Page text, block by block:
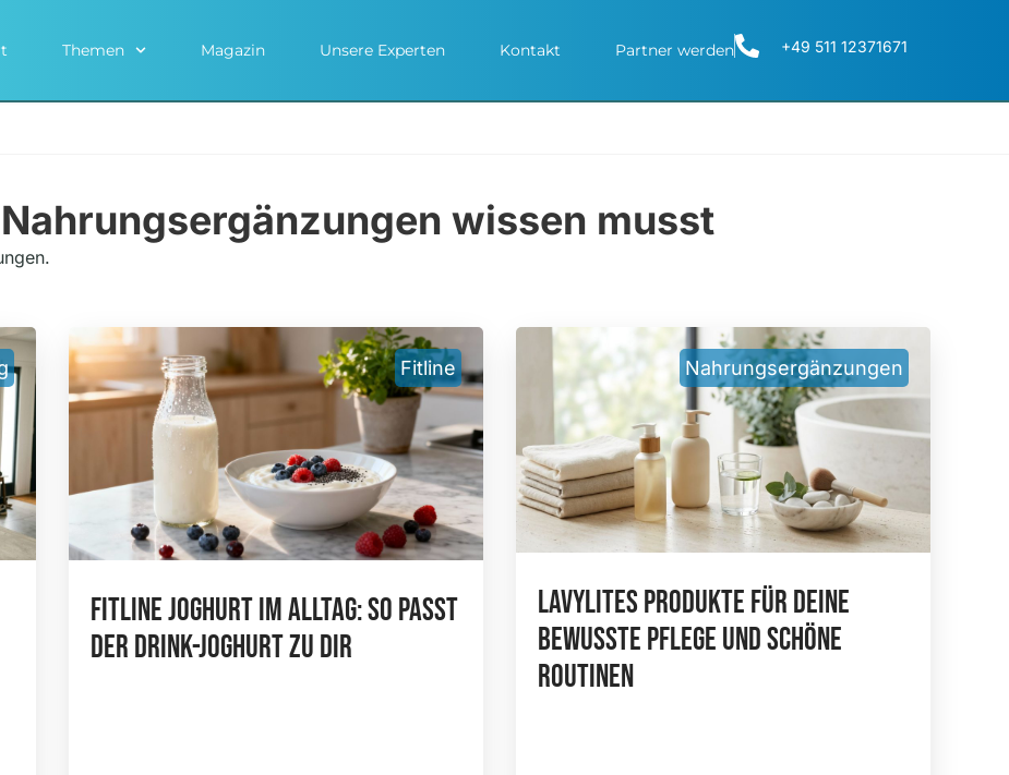
Themen Magazin Unsere Experten Kontakt Partner werden +49 511 12371671
wissen musst
Fitline
FitLine Joghurt Im Alltag: So Passt
Der Drink-Joghurt Zu Dir
Nahrungsergänzungen
Lavylites Produkte Für Deine
Bewusste Pflege Und Schöne
Routinen